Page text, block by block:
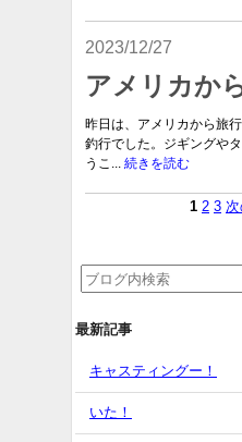
2023/12/27
アメリカから
昨日は、アメリカから旅
釣行でした。ジギングや
うこ... 続きを読む
1 2 3
最新記事
キャスティングー！
いた！